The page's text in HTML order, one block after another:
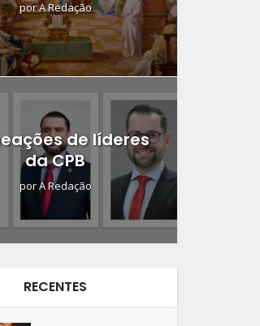
porA Redação
de líderes
da CPB
porA Redação
RECENTES